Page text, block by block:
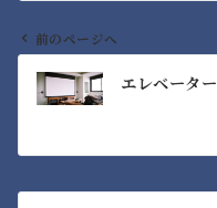
ビ
前のページへ
エレベータ